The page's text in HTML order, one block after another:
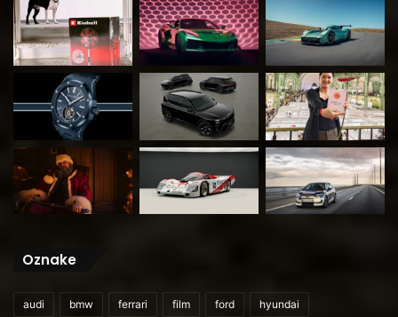
Oznake
audi bmw ferrari film ford hyundai